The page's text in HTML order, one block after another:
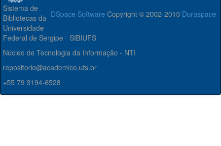
DSpace Software Copyright © 2002-2010 Duraspace
Sistema de
Bibliotecas da
Universidade
Federal de Sergipe - SIBIUFS
Núcleo de Tecnologia da Informação - NTI
repositorio@academico.ufs.br
+55 79 3194-6528